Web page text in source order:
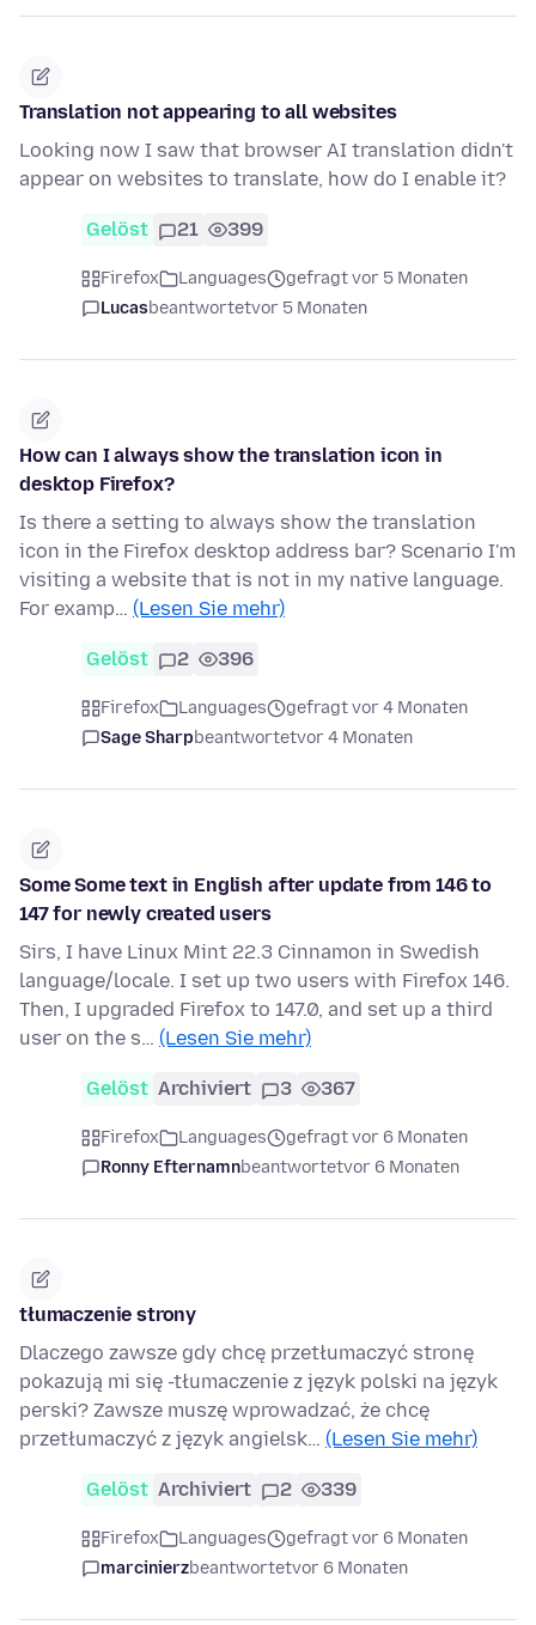
Translation not appearing to all websites
Looking now I saw that browser AI translation didn't
appear on websites to translate, how do I enable it?
Gelöst 21 399
Firefox Languages
gefragt vor 5 Monaten
Lucasbeantwortetvor 5 Monaten
How can I always show the translation icon in
desktop Firefox?
Is there a setting to always show the translation
icon in the Firefox desktop address bar? Scenario I'm
visiting a website that is not in my native language.
For examp… (Lesen Sie mehr)
Gelöst 2 396
Firefox Languages
gefragt vor 4 Monaten
Sage Sharpbeantwortetvor 4 Monaten
Some Some text in English after update from 146 to
147 for newly created users
Sirs, I have Linux Mint 22.3 Cinnamon in Swedish
language/locale. I set up two users with Firefox 146.
Then, I upgraded Firefox to 147.0, and set up a third
user on the s… (Lesen Sie mehr)
Gelöst Archiviert 3 367
Firefox Languages
gefragt vor 6 Monaten
Ronny Efternamnbeantwortetvor 6 Monaten
tłumaczenie strony
Dlaczego zawsze gdy chcę przetłumaczyć stronę
pokazują mi się -tłumaczenie z język polski na język
perski? Zawsze muszę wprowadzać, że chcę
przetłumaczyć z język angielsk… (Lesen Sie mehr)
Gelöst Archiviert 2 339
Firefox Languages
gefragt vor 6 Monaten
marcinierzbeantwortetvor 6 Monaten